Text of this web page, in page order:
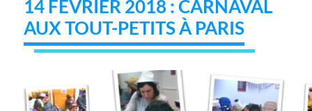
14 FÉVRIER 2018 : CARNAVAL
AUX TOUT-PETITS À PARIS